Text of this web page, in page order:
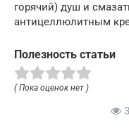
горячий) душ и
антицеллюлитным
Полезность статьи
( Пока оценок нет )